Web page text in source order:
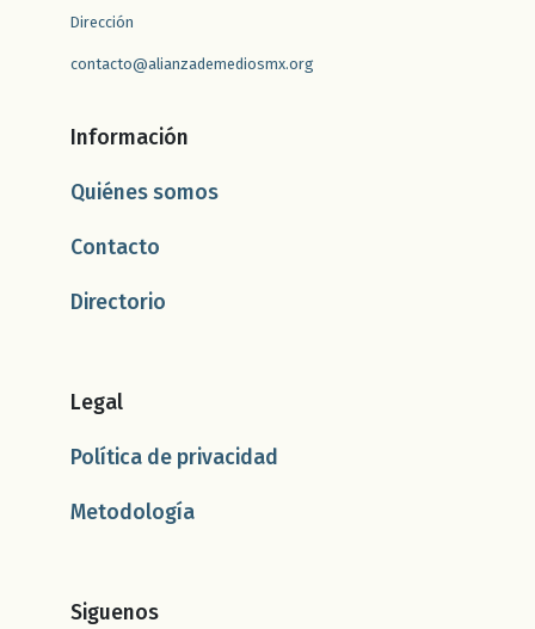
Dirección
contacto@alianzademediosmx.org
Información
Quiénes somos
Contacto
Directorio
Legal
Política de privacidad
Metodología
Siguenos